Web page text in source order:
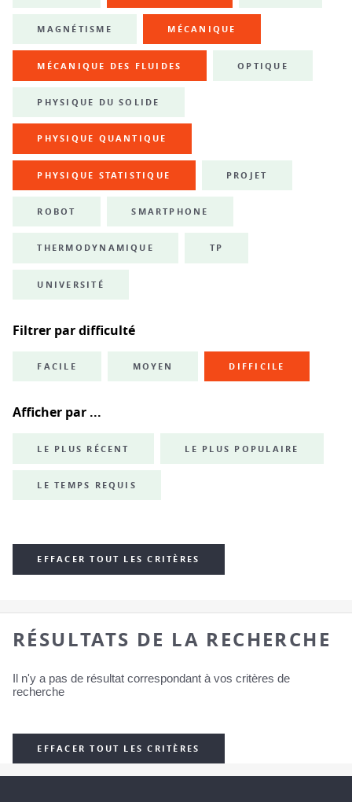
MAGNÉTISME MÉCANIQUE
MÉCANIQUE DES FLUIDES OPTIQUE
PHYSIQUE DU SOLIDE
PHYSIQUE QUANTIQUE
PHYSIQUE STATISTIQUE PROJET
ROBOT SMARTPHONE
THERMODYNAMIQUE TP
UNIVERSITÉ
Filtrer par difficulté
FACILE MOYEN DIFFICILE
Afficher par ...
LE PLUS RÉCENT LE PLUS POPULAIRE
LE TEMPS REQUIS
EFFACER TOUT LES CRITÈRES
RÉSULTATS DE LA RECHERCHE
Il n'y a pas de résultat correspondant à vos critères de
recherche
EFFACER TOUT LES CRITÈRES